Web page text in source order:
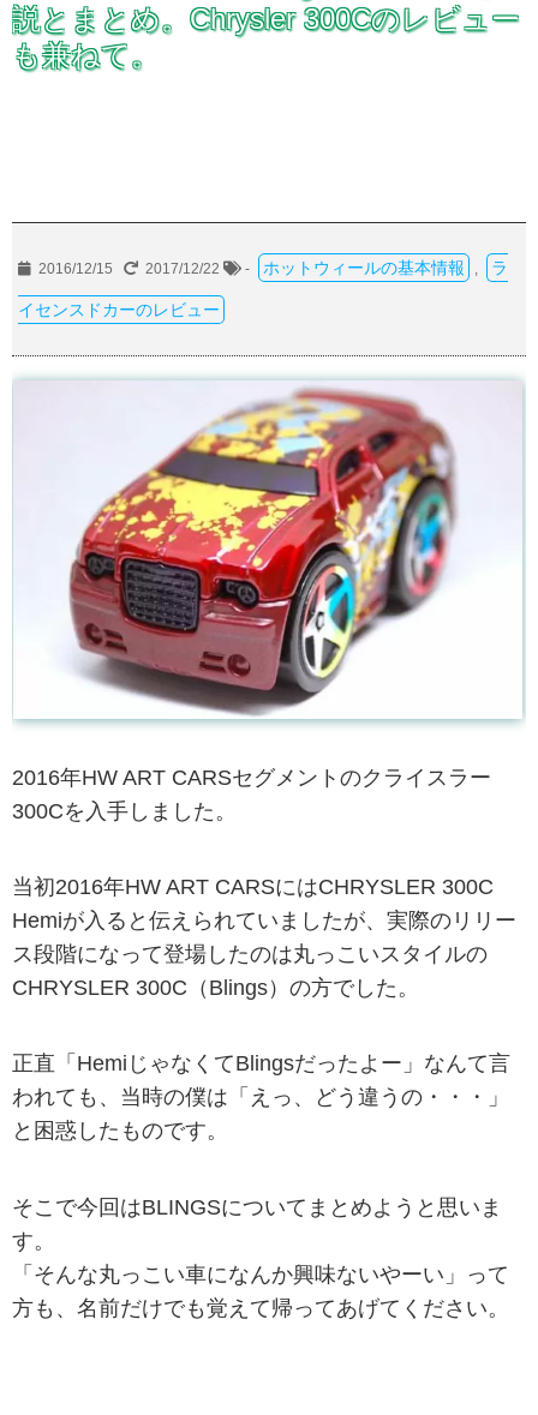
説とまとめ。Chrysler 300Cのレビュー
も兼ねて。
2016/12/15 2017/12/22 - ホットウィールの基本情報 ラ
イセンスドカーのレビュー
2016年HW ART CARSセグメントのクライスラー
300Cを入手しました。
当初2016年HW ART CARSにはCHRYSLER 300C
Hemiが入ると伝えられていましたが、実際のリリー
ス段階になって登場したのは丸っこいスタイルの
CHRYSLER 300C（Blings）の方でした。
正直「HemiじゃなくてBlingsだったよー」なんて言
われても、当時の僕は「えっ、どう違うの・・・」
と困惑したものです。
そこで今回はBLINGSについてまとめようと思いま
す。
「そんな丸っこい車になんか興味ないやーい」って
方も、名前だけでも覚えて帰ってあげてください。